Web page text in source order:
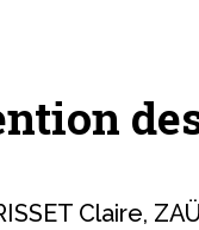
Claire, ZAÜ